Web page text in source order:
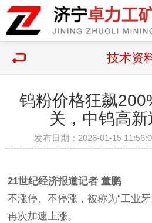
技术资
钨粉价格狂飙
关，中钨高
发布日期：2026-01-15
21世纪经济报道记者 董鹏
不涨停、不停涨，被称为“工业
再次加速上涨。